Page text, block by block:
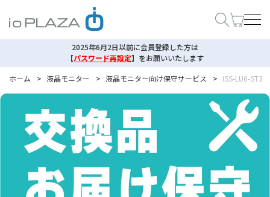
2025年6月2日以前に会員登録した方は
【パスワード再設定】 をお願いいたします
ホーム
> 液晶モニター > 液晶モニター向け保守サービス > ISS-LU6-ST3